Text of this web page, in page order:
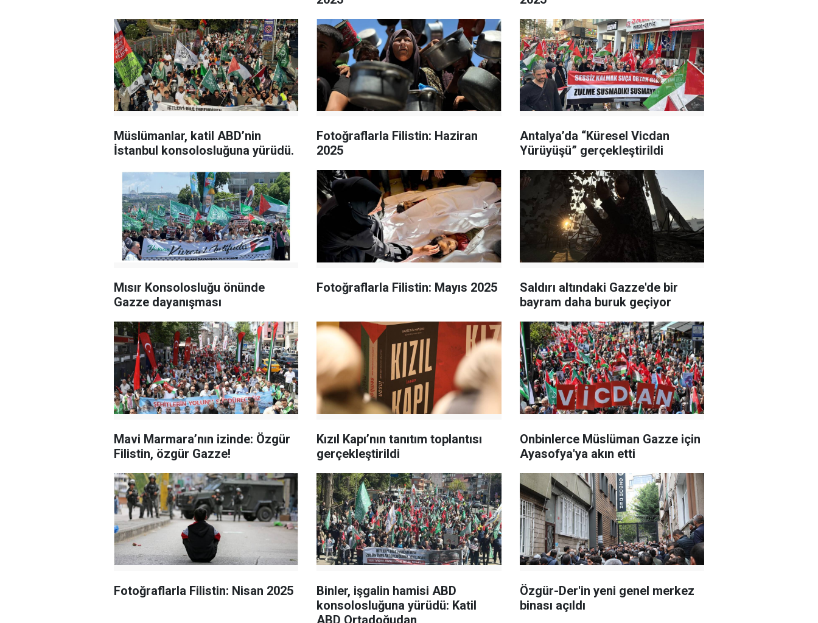
Müslümanlar, katil ABD’nin
İstanbul konsolosluğuna yürüdü.
Fotoğraflarla Filistin: Haziran
2025
Antalya’da “Küresel Vicdan
Yürüyüşü” gerçekleştirildi
Mısır Konsolosluğu önünde
Gazze dayanışması
Fotoğraflarla Filistin: Mayıs 2025
Saldırı altındaki Gazze'de bir
bayram daha buruk geçiyor
Mavi Marmara’nın izinde: Özgür
Filistin, özgür Gazze!
Kızıl Kapı’nın tanıtım toplantısı
gerçekleştirildi
Onbinlerce Müslüman Gazze için
Ayasofya'ya akın etti
Fotoğraflarla Filistin: Nisan 2025
Binler, işgalin hamisi ABD
konsolosluğuna yürüdü: Katil
ABD Ortadoğudan
Özgür-Der'in yeni genel merkez
binası açıldı